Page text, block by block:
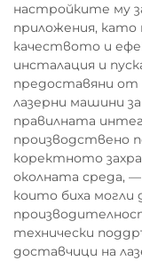
настройките му
приложения, като
качеството и
инсталация и
предоставяни от
лазерни машини
правилната
производствено
коректното
околната среда,
които биха
технически
доставчици на